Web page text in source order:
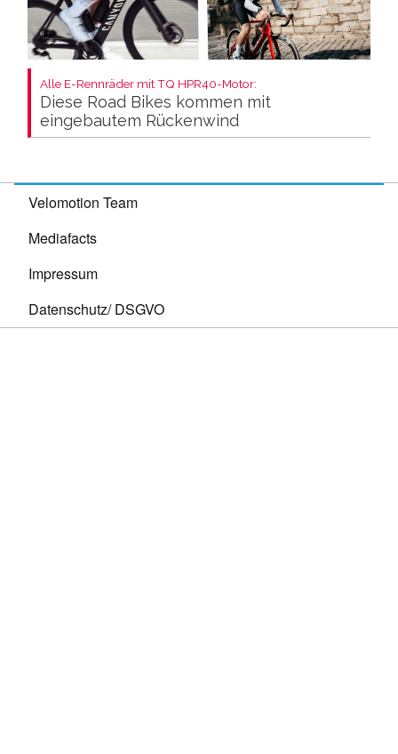
Alle E-Rennräder mit TQ HPR40-Motor:
Diese Road Bikes kommen mit
eingebautem Rückenwind
Velomotion Team
Mediafacts
Impressum
Datenschutz/ DSGVO